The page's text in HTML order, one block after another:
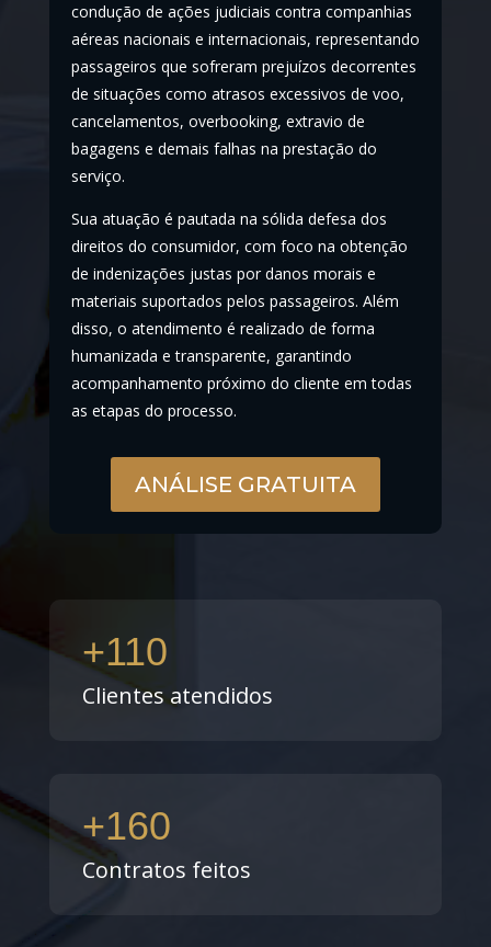
condução de ações judiciais contra companhias
aéreas nacionais e internacionais, representando
passageiros que sofreram prejuízos decorrentes
de situações como atrasos excessivos de voo,
cancelamentos, overbooking, extravio de
bagagens e demais falhas na prestação do
serviço.
Sua atuação é pautada na sólida defesa dos
direitos do consumidor, com foco na obtenção
de indenizações justas por danos morais e
materiais suportados pelos passageiros. Além
disso, o atendimento é realizado de forma
humanizada e transparente, garantindo
acompanhamento próximo do cliente em todas
as etapas do processo.
ANÁLISE GRATUITA
+110
Clientes atendidos
+160
Contratos feitos